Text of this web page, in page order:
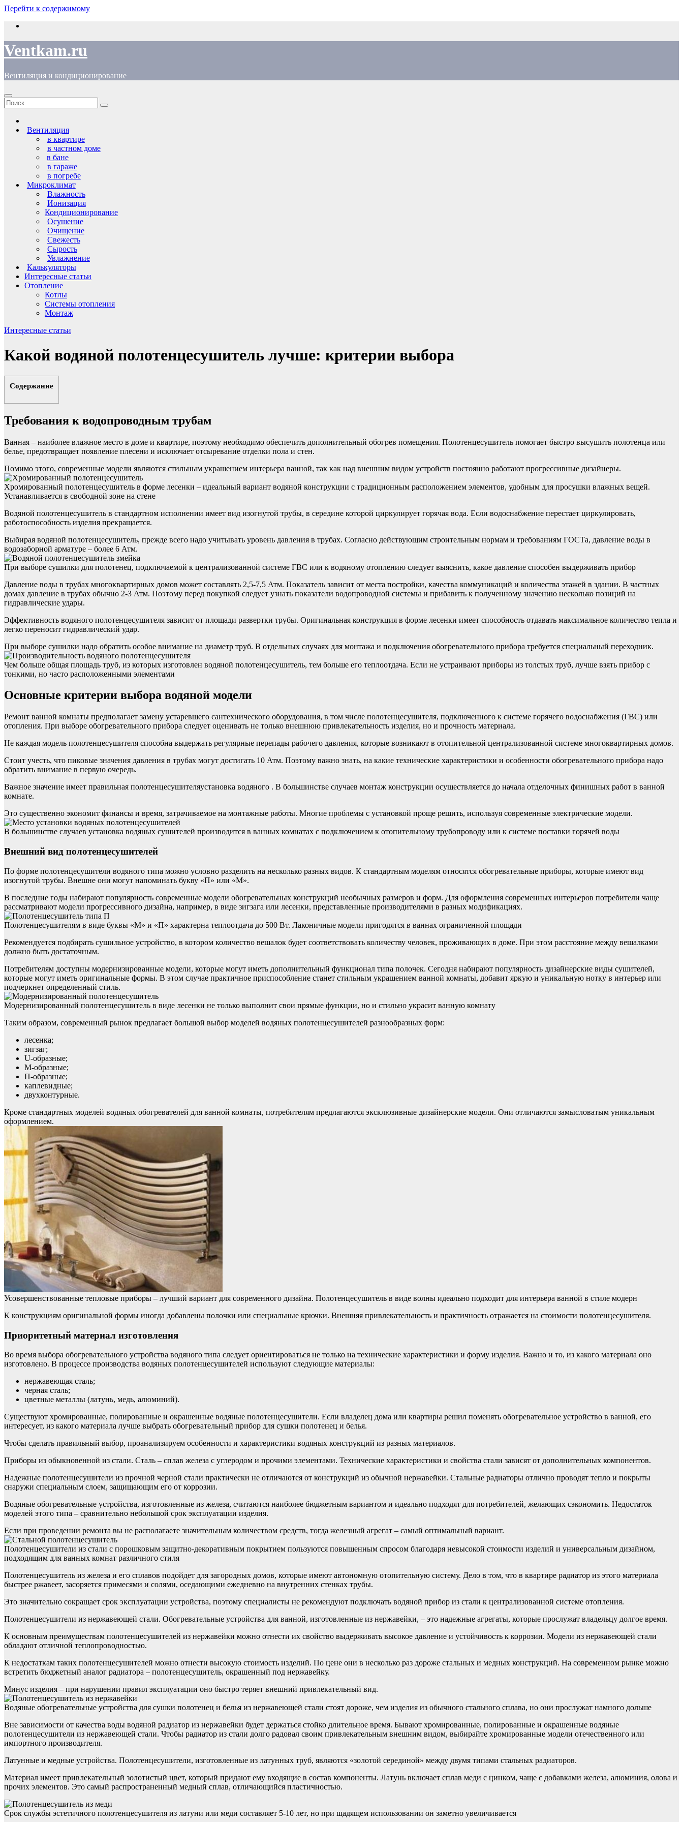
Перейти к содержимому
Ventkam.ru
Вентиляция и кондиционирование
Вентиляция
в квартире
в частном доме
в бане
в гараже
в погребе
Микроклимат
Влажность
Ионизация
Кондиционирование
Осушение
Очищение
Свежесть
Сырость
Увлажнение
Калькуляторы
Интересные статьи
Отопление
Котлы
Системы отопления
Монтаж
Интересные статьи
Какой водяной полотенцесушитель лучше: критерии выбора
Содержание
Требования к водопроводным трубам
Ванная – наиболее влажное место в доме и квартире, поэтому необходимо обеспечить дополнительный обогрев помещения. Полотенцесушитель помогает быстро высушить полотенца или
белье, предотвращает появление плесени и исключает отсыревание отделки пола и стен.
Помимо этого, современные модели являются стильным украшением интерьера ванной, так как над внешним видом устройств постоянно работают прогрессивные дизайнеры.
Хромированный полотенцесушитель в форме лесенки – идеальный вариант водяной конструкции с традиционным расположением элементов, удобным для просушки влажных вещей.
Устанавливается в свободной зоне на стене
Водяной полотенцесушитель в стандартном исполнении имеет вид изогнутой трубы, в середине которой циркулирует горячая вода. Если водоснабжение перестает циркулировать,
работоспособность изделия прекращается.
Выбирая водяной полотенцесушитель, прежде всего надо учитывать уровень давления в трубах. Согласно действующим строительным нормам и требованиям ГОСТа, давление воды в
водозаборной арматуре – более 6 Атм.
При выборе сушилки для полотенец, подключаемой к централизованной системе ГВС или к водяному отоплению следует выяснить, какое давление способен выдерживать прибор
Давление воды в трубах многоквартирных домов может составлять 2,5-7,5 Атм. Показатель зависит от места постройки, качества коммуникаций и количества этажей в здании. В частных
домах давление в трубах обычно 2-3 Атм. Поэтому перед покупкой следует узнать показатели водопроводной системы и прибавить к полученному значению несколько позиций на
гидравлические удары.
Эффективность водяного полотенцесушителя зависит от площади развертки трубы. Оригинальная конструкция в форме лесенки имеет способность отдавать максимальное количество тепла и
легко переносит гидравлический удар.
При выборе сушилки надо обратить особое внимание на диаметр труб. В отдельных случаях для монтажа и подключения обогревательного прибора требуется специальный переходник.
Чем больше общая площадь труб, из которых изготовлен водяной полотенцесушитель, тем больше его теплоотдача. Если не устраивают приборы из толстых труб, лучше взять прибор с
тонкими, но часто расположенными элементами
Основные критерии выбора водяной модели
Ремонт ванной комнаты предполагает замену устаревшего сантехнического оборудования, в том числе полотенцесушителя, подключенного к системе горячего водоснабжения (ГВС) или
отопления. При выборе обогревательного прибора следует оценивать не только внешнюю привлекательность изделия, но и прочность материала.
Не каждая модель полотенцесушителя способна выдержать регулярные перепады рабочего давления, которые возникают в отопительной централизованной системе многоквартирных домов.
Стоит учесть, что пиковые значения давления в трубах могут достигать 10 Атм. Поэтому важно знать, на какие технические характеристики и особенности обогревательного прибора надо
обратить внимание в первую очередь.
Важное значение имеет правильная полотенцесушителяустановка водяного . В большинстве случаев монтаж конструкции осуществляется до начала отделочных финишных работ в ванной
комнате.
Это существенно экономит финансы и время, затрачиваемое на монтажные работы. Многие проблемы с установкой проще решить, используя современные электрические модели.
В большинстве случаев установка водяных сушителей производится в ванных комнатах с подключением к отопительному трубопроводу или к системе поставки горячей воды
Внешний вид полотенцесушителей
По форме полотенцесушители водяного типа можно условно разделить на несколько разных видов. К стандартным моделям относятся обогревательные приборы, которые имеют вид
изогнутой трубы. Внешне они могут напоминать букву «П» или «М».
В последние годы набирают популярность современные модели обогревательных конструкций необычных размеров и форм. Для оформления современных интерьеров потребители чаще
рассматривают модели прогрессивного дизайна, например, в виде зигзага или лесенки, представленные производителями в разных модификациях.
Полотенцесушителям в виде буквы «М» и «П» характерна теплоотдача до 500 Вт. Лаконичные модели пригодятся в ваннах ограниченной площади
Рекомендуется подбирать сушильное устройство, в котором количество вешалок будет соответствовать количеству человек, проживающих в доме. При этом расстояние между вешалками
должно быть достаточным.
Потребителям доступны модернизированные модели, которые могут иметь дополнительный функционал типа полочек. Сегодня набирают популярность дизайнерские виды сушителей,
которые могут иметь оригинальные формы. В этом случае практичное приспособление станет стильным украшением ванной комнаты, добавит яркую и уникальную нотку в интерьер или
подчеркнет определенный стиль.
Модернизированный полотенцесушитель в виде лесенки не только выполнит свои прямые функции, но и стильно украсит ванную комнату
Таким образом, современный рынок предлагает большой выбор моделей водяных полотенцесушителей разнообразных форм:
лесенка;
зигзаг;
U-образные;
M-образные;
П-образные;
каплевидные;
двухконтурные.
Кроме стандартных моделей водяных обогревателей для ванной комнаты, потребителям предлагаются эксклюзивные дизайнерские модели. Они отличаются замысловатым уникальным
оформлением.
Усовершенствованные тепловые приборы – лучший вариант для современного дизайна. Полотенцесушитель в виде волны идеально подходит для интерьера ванной в стиле модерн
К конструкциям оригинальной формы иногда добавлены полочки или специальные крючки. Внешняя привлекательность и практичность отражается на стоимости полотенцесушителя.
Приоритетный материал изготовления
Во время выбора обогревательного устройства водяного типа следует ориентироваться не только на технические характеристики и форму изделия. Важно и то, из какого материала оно
изготовлено. В процессе производства водяных полотенцесушителей используют следующие материалы:
нержавеющая сталь;
черная сталь;
цветные металлы (латунь, медь, алюминий).
Существуют хромированные, полированные и окрашенные водяные полотенцесушители. Если владелец дома или квартиры решил поменять обогревательное устройство в ванной, его
интересует, из какого материала лучше выбрать обогревательный прибор для сушки полотенец и белья.
Чтобы сделать правильный выбор, проанализируем особенности и характеристики водяных конструкций из разных материалов.
Приборы из обыкновенной из стали. Сталь – сплав железа с углеродом и прочими элементами. Технические характеристики и свойства стали зависят от дополнительных компонентов.
Надежные полотенцесушители из прочной черной стали практически не отличаются от конструкций из обычной нержавейки. Стальные радиаторы отлично проводят тепло и покрыты
снаружи специальным слоем, защищающим его от коррозии.
Водяные обогревательные устройства, изготовленные из железа, считаются наиболее бюджетным вариантом и идеально подходят для потребителей, желающих сэкономить. Недостаток
моделей этого типа – сравнительно небольшой срок эксплуатации изделия.
Если при проведении ремонта вы не располагаете значительным количеством средств, тогда железный агрегат – самый оптимальный вариант.
Полотенцесушители из стали с порошковым защитно-декоративным покрытием пользуются повышенным спросом благодаря невысокой стоимости изделий и универсальным дизайном,
подходящим для ванных комнат различного стиля
Полотенцесушитель из железа и его сплавов подойдет для загородных домов, которые имеют автономную отопительную систему. Дело в том, что в квартире радиатор из этого материала
быстрее ржавеет, засоряется примесями и солями, оседающими ежедневно на внутренних стенках трубы.
Это значительно сокращает срок эксплуатации устройства, поэтому специалисты не рекомендуют подключать водяной прибор из стали к централизованной системе отопления.
Полотенцесушители из нержавеющей стали. Обогревательные устройства для ванной, изготовленные из нержавейки, – это надежные агрегаты, которые прослужат владельцу долгое время.
К основным преимуществам полотенцесушителей из нержавейки можно отнести их свойство выдерживать высокое давление и устойчивость к коррозии. Модели из нержавеющей стали
обладают отличной теплопроводностью.
К недостаткам таких полотенцесушителей можно отнести высокую стоимость изделий. По цене они в несколько раз дороже стальных и медных конструкций. На современном рынке можно
встретить бюджетный аналог радиатора – полотенцесушитель, окрашенный под нержавейку.
Минус изделия – при нарушении правил эксплуатации оно быстро теряет внешний привлекательный вид.
Водяные обогревательные устройства для сушки полотенец и белья из нержавеющей стали стоят дороже, чем изделия из обычного стального сплава, но они прослужат намного дольше
Вне зависимости от качества воды водяной радиатор из нержавейки будет держаться стойко длительное время. Бывают хромированные, полированные и окрашенные водяные
полотенцесушители из нержавеющей стали. Чтобы радиатор из стали долго радовал своим привлекательным внешним видом, выбирайте хромированные модели отечественного или
импортного производителя.
Латунные и медные устройства. Полотенцесушители, изготовленные из латунных труб, являются «золотой серединой» между двумя типами стальных радиаторов.
Материал имеет привлекательный золотистый цвет, который придают ему входящие в состав компоненты. Латунь включает сплав меди с цинком, чаще с добавками железа, алюминия, олова и
прочих элементов. Это самый распространенный медный сплав, отличающийся пластичностью.
Срок службы эстетичного полотенцесушителя из латуни или меди составляет 5-10 лет, но при щадящем использовании он заметно увеличивается